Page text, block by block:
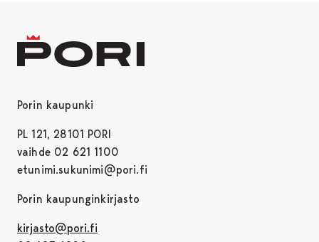
Porin kaupunki
PL 121, 28101 PORI
vaihde 02 621 1100
etunimi.sukunimi@pori.fi
Porin kaupunginkirjasto
kirjasto@pori.fi